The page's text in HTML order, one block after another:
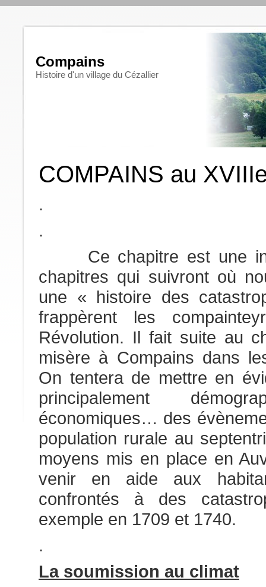
Compains
Histoire d'un village du Cézallier
COMPAINS au
.
.
Ce chapitre est une
chapitres qui suivront où
une « histoire des
frappèrent les
Révolution. Il fait suite au
misère à Compains dans
On tentera de mettre en
principalement
économiques… des
population rurale au
moyens mis en place en
venir en aide aux
confrontés à des
exemple en 1709 et 1740.
.
La soumission au climat